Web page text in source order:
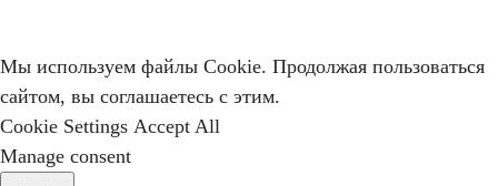
Мы используем файлы Cookie. Продолжая пользоваться
сайтом, вы соглашаетесь с этим.
Cookie Settings Accept All
Manage consent